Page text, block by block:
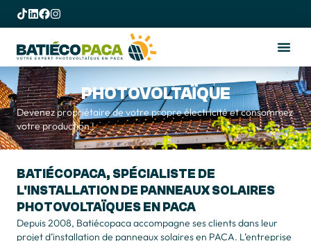
PHOTOVOLTAÏQUE
Devenez propriétaire de votre propre électricité et consommez
votre production !
BATIÉCOPACA, SPÉCIALISTE DE
L'INSTALLATION DE PANNEAUX SOLAIRES
PHOTOVOLTAÏQUES EN PACA
Depuis 2008, Batiécopaca accompagne ses clients dans leur
projet d’installation de panneaux solaires en PACA. L’entreprise